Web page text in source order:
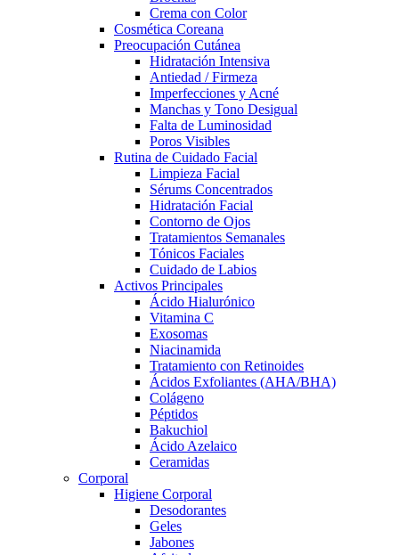
Crema con Color
Cosmética Coreana
Preocupación Cutánea
Hidratación Intensiva
Antiedad / Firmeza
Imperfecciones y Acné
Manchas y Tono Desigual
Falta de Luminosidad
Poros Visibles
Rutina de Cuidado Facial
Limpieza Facial
Sérums Concentrados
Hidratación Facial
Contorno de Ojos
Tratamientos Semanales
Tónicos Faciales
Cuidado de Labios
Activos Principales
Ácido Hialurónico
Vitamina C
Exosomas
Niacinamida
Tratamiento con Retinoides
Ácidos Exfoliantes (AHA/BHA)
Colágeno
Péptidos
Bakuchiol
Ácido Azelaico
Ceramidas
Corporal
Higiene Corporal
Desodorantes
Geles
Jabones